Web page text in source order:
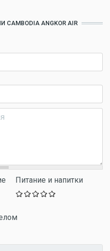
ANGKOR AIR
Питание и напитки